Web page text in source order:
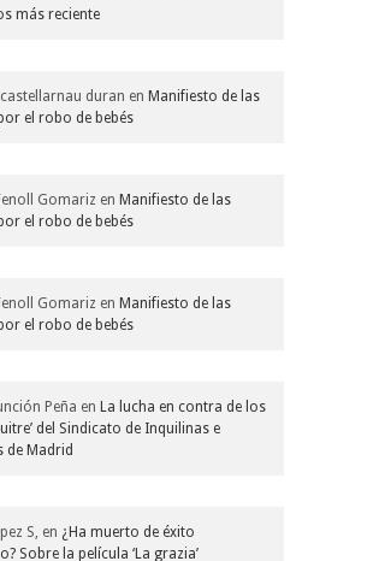
más reciente
duran en Manifiesto de las
el robo de bebés
Gomariz en Manifiesto de las
el robo de bebés
Gomariz en Manifiesto de las
el robo de bebés
Peña en La lucha en contra de los
del Sindicato de Inquilinas e
de Madrid
S, en ¿Ha muerto de éxito
Sobre la película ‘La grazia’